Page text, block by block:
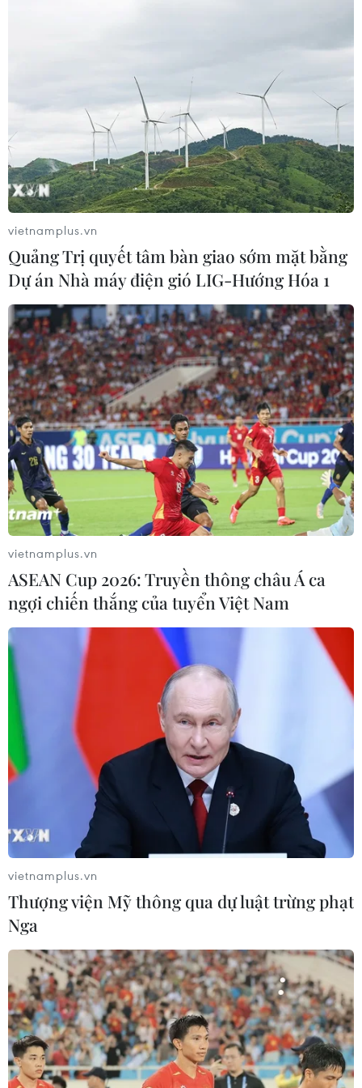
vietnamplus.vn
Quảng Trị quyết tâm bàn giao sớm mặt bằng
Dự án Nhà máy điện gió LIG-Hướng Hóa 1
vietnamplus.vn
ASEAN Cup 2026: Truyền thông châu Á ca
ngợi chiến thắng của tuyển Việt Nam
vietnamplus.vn
Thượng viện Mỹ thông qua dự luật trừng phạt
Nga